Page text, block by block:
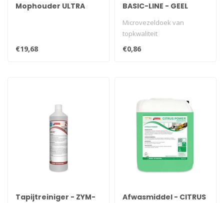
Mophouder ULTRA
€19,68
BASIC-LINE - GEEL
Microvezeldoek van
topkwaliteit
€0,86
Tapijtreiniger - ZYM-
Afwasmiddel - CITRUS